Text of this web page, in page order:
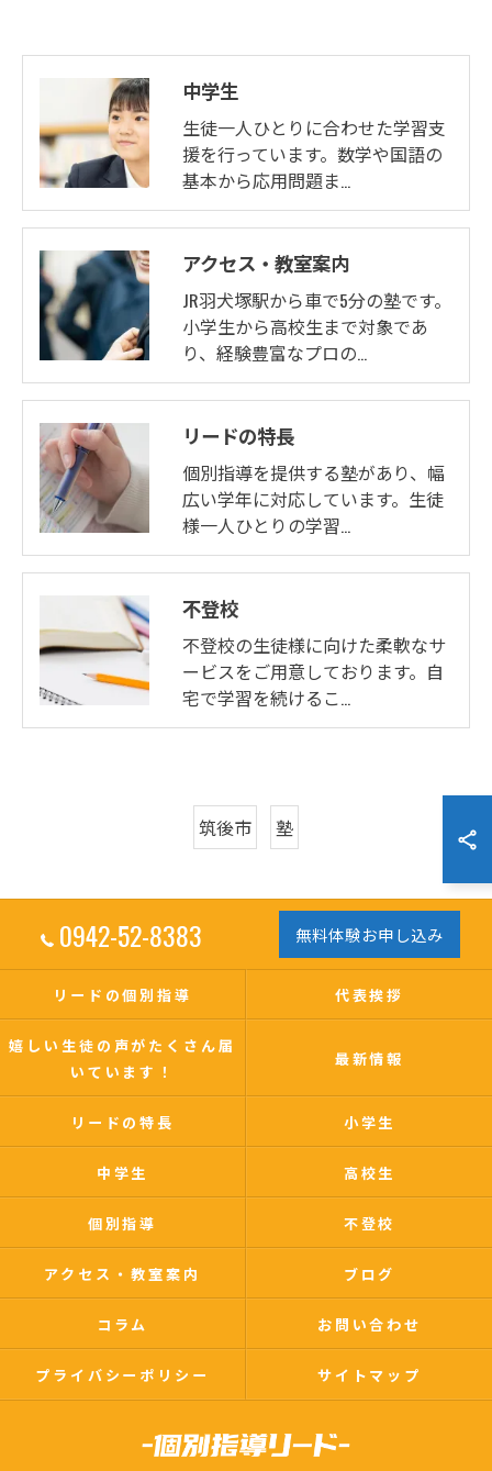
中学生
生徒一人ひとりに合わせた学習支
援を行っています。数学や国語の
基本から応用問題ま…
アクセス・教室案内
JR羽犬塚駅から車で5分の塾です。
小学生から高校生まで対象であ
り、経験豊富なプロの…
リードの特長
個別指導を提供する塾があり、幅
広い学年に対応しています。生徒
様一人ひとりの学習…
不登校
不登校の生徒様に向けた柔軟なサ
ービスをご用意しております。自
宅で学習を続けるこ…
筑後市 塾
0942-52-8383 無料体験お申し込み
リードの個別指導 代表挨拶
嬉しい生徒の声がたくさん届
いています！
最新情報
リードの特長 小学生
中学生 高校生
個別指導 不登校
アクセス・教室案内 ブログ
コラム お問い合わせ
プライバシーポリシー サイトマップ